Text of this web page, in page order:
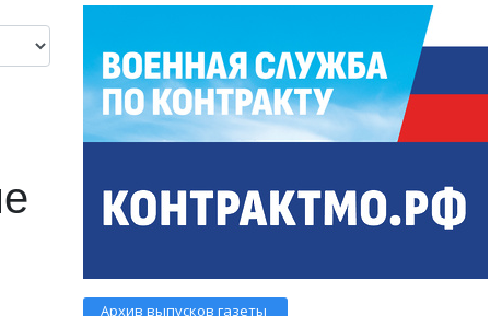
Архив выпусков газеты